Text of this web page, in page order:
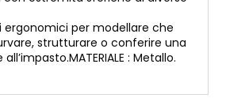
ergonomici per modellare che
strutturare o conferire una
: Metallo.